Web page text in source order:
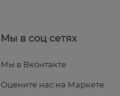
Мы в соц сетях
Мы в Вконтакте
Оцените нас на Маркете